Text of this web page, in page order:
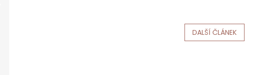
DALŠÍ ČLÁNEK